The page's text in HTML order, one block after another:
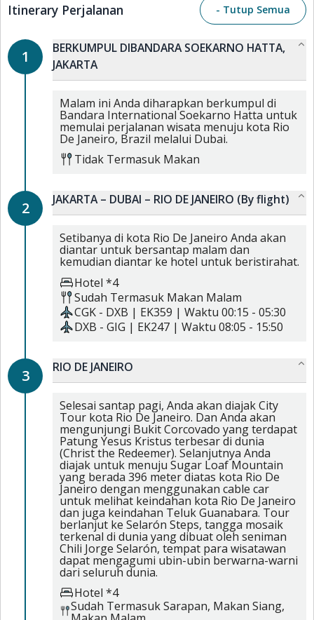
Itinerary Perjalanan - Tutup Semua
1
BERKUMPUL DIBANDARA SOEKARNO HATTA,
JAKARTA
Malam ini Anda diharapkan berkumpul di
Bandara International Soekarno Hatta untuk
memulai perjalanan wisata menuju kota Rio
De Janeiro, Brazil melalui Dubai.
Tidak Termasuk Makan
2 JAKARTA – DUBAI – RIO DE JANEIRO (By flight)
Setibanya di kota Rio De Janeiro Anda akan
diantar untuk bersantap malam dan
kemudian diantar ke hotel untuk beristirahat.
Hotel *4
Sudah Termasuk Makan Malam
CGK - DXB | EK359 | Waktu 00:15 - 05:30
DXB - GIG | EK247 | Waktu 08:05 - 15:50
3 RIO DE JANEIRO
Selesai santap pagi, Anda akan diajak City
Tour kota Rio De Janeiro. Dan Anda akan
mengunjungi Bukit Corcovado yang terdapat
Patung Yesus Kristus terbesar di dunia
(Christ the Redeemer). Selanjutnya Anda
diajak untuk menuju Sugar Loaf Mountain
yang berada 396 meter diatas kota Rio De
Janeiro dengan menggunakan cable car
untuk melihat keindahan kota Rio De Janeiro
dan juga keindahan Teluk Guanabara. Tour
berlanjut ke Selarón Steps, tangga mosaik
terkenal di dunia yang dibuat oleh seniman
Chili Jorge Selarón, tempat para wisatawan
dapat mengagumi ubin-ubin berwarna-warni
dari seluruh dunia.
Hotel *4
Sudah TermasukSarapan, Makan Siang,